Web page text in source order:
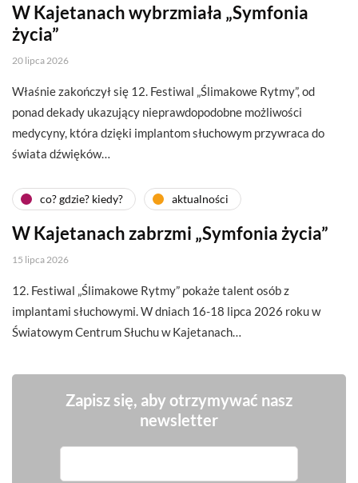
W Kajetanach wybrzmiała „Symfonia
życia”
20 lipca 2026
Właśnie zakończył się 12. Festiwal „Ślimakowe Rytmy”, od
ponad dekady ukazujący nieprawdopodobne możliwości
medycyny, która dzięki implantom słuchowym przywraca do
świata dźwięków…
co? gdzie? kiedy? aktualności
W Kajetanach zabrzmi „Symfonia życia”
15 lipca 2026
12. Festiwal „Ślimakowe Rytmy” pokaże talent osób z
implantami słuchowymi. W dniach 16-18 lipca 2026 roku w
Światowym Centrum Słuchu w Kajetanach…
Zapisz się, aby otrzymywać nasz
newsletter